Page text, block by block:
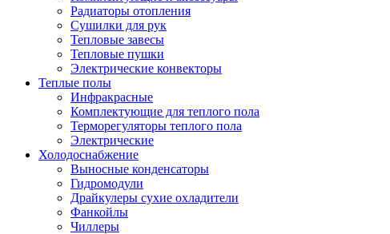
Радиаторы отопления
Сушилки для рук
Тепловые завесы
Тепловые пушки
Электрические конвекторы
Теплые полы
Инфракрасные
Комплектующие для теплого пола
Терморегуляторы теплого пола
Электрические
Холодоснабжение
Выносные конденсаторы
Гидромодули
Драйкулеры сухие охладители
Фанкойлы
Чиллеры